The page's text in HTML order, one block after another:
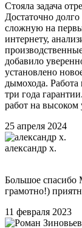
Стояла задача
Достаточно
сложную на
интернету,
добавило
установлено
дымохода. Работа
три года
работ на
25 апреля 2024
александр х.
Большое спасибо
грамотно!)
11 февраля 2023